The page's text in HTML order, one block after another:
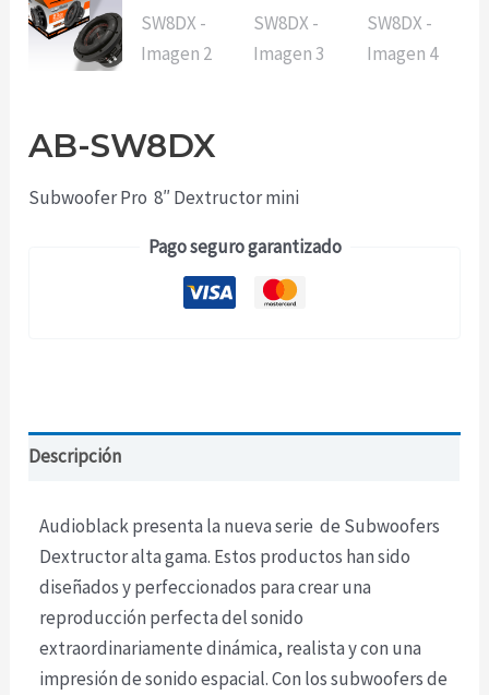
AB-SW8DX
Subwoofer Pro 8″ Dextructor mini
Pago seguro garantizado
Descripción
Audioblack presenta la nueva serie de Subwoofers
Dextructor alta gama. Estos productos han sido
diseñados y perfeccionados para crear una
reproducción perfecta del sonido
extraordinariamente dinámica, realista y con una
impresión de sonido espacial. Con los subwoofers de